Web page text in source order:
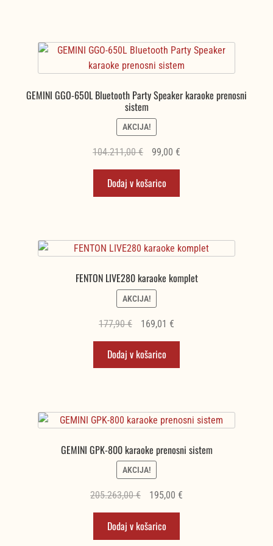
GEMINI GGO-650L Bluetooth Party Speaker karaoke prenosni
sistem
AKCIJA!
104.211,00€
Izvirna
cena
je
bila:
99,00 €Trenutna
cena
99,00 €.
Dodaj v košarico
FENTON LIVE280 karaoke komplet
AKCIJA!
177,90€
Izvirna
je
bila:
169,01 €Trenutna
169,01 €.
Dodaj v košarico
GEMINI GPK-800 karaoke prenosni sistem
AKCIJA!
205.263,00€
Izvirna
cena
je
bila:
195,00 €Trenutna
Dodaj v košarico